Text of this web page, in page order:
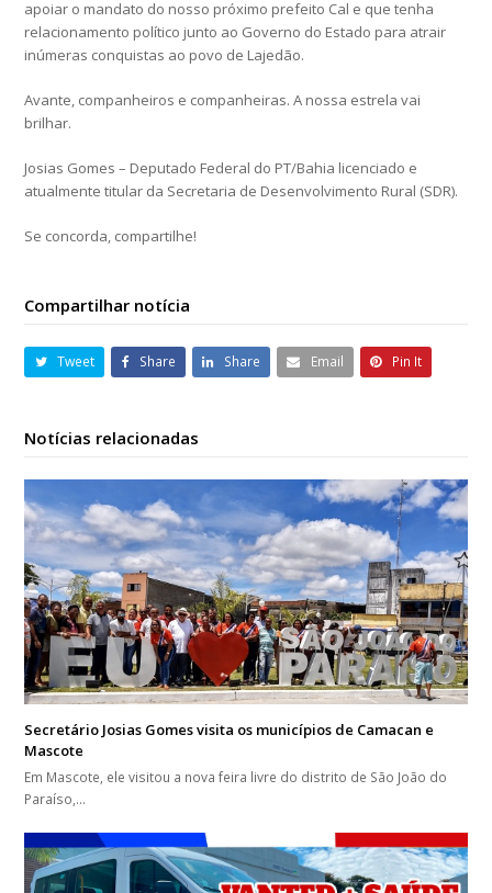
apoiar o mandato do nosso próximo prefeito Cal e que tenha
relacionamento político junto ao Governo do Estado para atrair
inúmeras conquistas ao povo de Lajedão.
Avante, companheiros e companheiras. A nossa estrela vai
brilhar.
Josias Gomes – Deputado Federal do PT/Bahia licenciado e
atualmente titular da Secretaria de Desenvolvimento Rural (SDR).
Se concorda, compartilhe!
Compartilhar notícia
Tweet Share Share Email Pin It
Notícias relacionadas
Secretário Josias Gomes visita os municípios de Camacan e
Mascote
Em Mascote, ele visitou a nova feira livre do distrito de São João do
Paraíso,…